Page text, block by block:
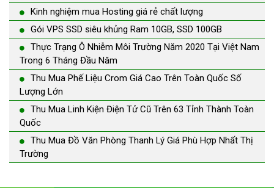
Kinh nghiệm mua Hosting giá rẻ chất lượng
Gói VPS SSD siêu khủng Ram 10GB, SSD 100GB
Thực Trạng Ô Nhiễm Môi Trường Năm 2020 Tại Việt Nam
Trong 6 Tháng Đầu Năm
Thu Mua Phế Liệu Crom Giá Cao Trên Toàn Quốc Số
Lượng Lớn
Thu Mua Linh Kiện Điện Tử Cũ Trên 63 Tỉnh Thành Toàn
Quốc
Thu Mua Đồ Văn Phòng Thanh Lý Giá Phù Hợp Nhất Thị
Trường